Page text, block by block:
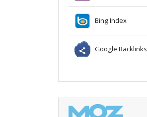
Bing Index
Google Backlinks